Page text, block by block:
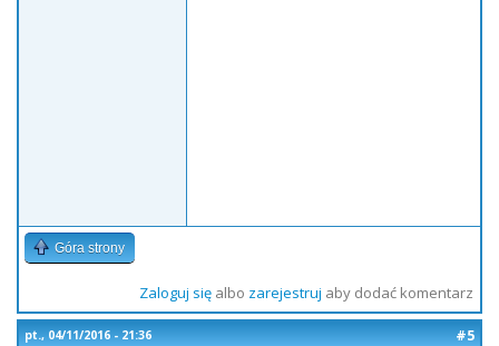
Góra strony
Zaloguj sięalbo zarejestruj aby dodać komentarz
pt., 04/11/2016 - 21:36
#5